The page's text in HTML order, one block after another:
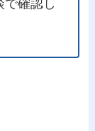
で確認し